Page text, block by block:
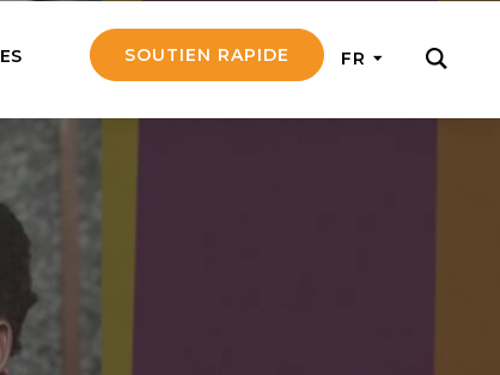
notre travail
mission
âgée
SOUTIEN RAPIDE FR